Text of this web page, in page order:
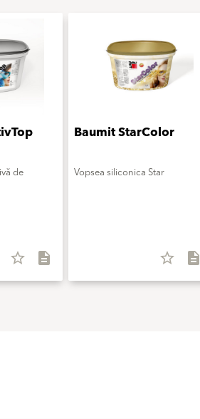
de
star_border description
Baumit StarColor
Vopsea siliconica Star
star_border description